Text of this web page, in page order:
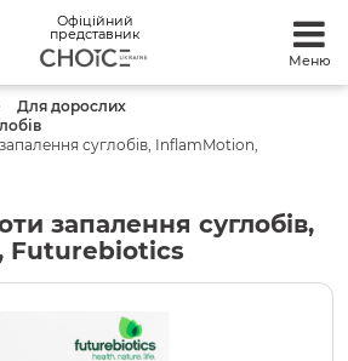
Офіційний
представник
Меню
Для дорослих
суглобів, InflamMotion,
запалення суглобів,
Futurebiotics